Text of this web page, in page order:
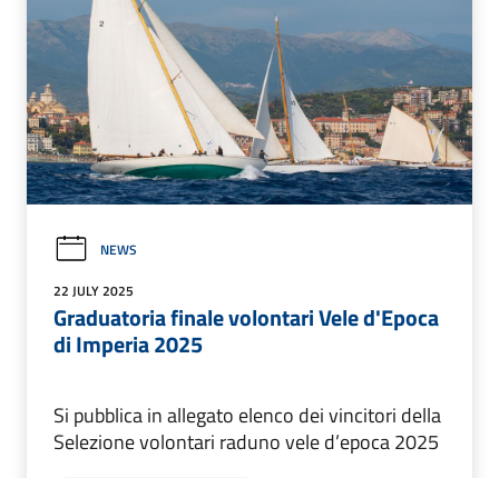
NEWS
22 JULY 2025
Graduatoria finale volontari Vele d'Epoca
di Imperia 2025
Si pubblica in allegato elenco dei vincitori della
Selezione volontari raduno vele d’epoca 2025